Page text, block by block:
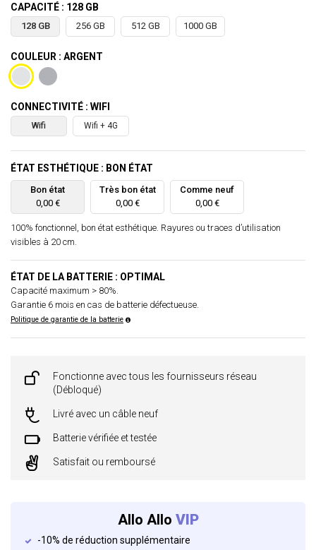
CAPACITÉ : 128 GB
128 GB 256 GB 512 GB 1000 GB
COULEUR : ARGENT
CONNECTIVITÉ : WIFI
Wifi Wifi + 4G
ÉTAT ESTHÉTIQUE : BON ÉTAT
Bon état
0,00 €
Très bon état
0,00 €
Comme neuf
0,00 €
100% fonctionnel, bon état esthétique. Rayures ou traces d’utilisation
visibles à 20 cm.
ÉTAT DE LA BATTERIE : OPTIMAL
Capacité maximum > 80%.
Garantie 6 mois en cas de batterie défectueuse.
Politique de garantie de la batterie
Fonctionne avec tous les fournisseurs réseau
(Débloqué)
Livré avec un câble neuf
Batterie vérifiée et testée
Satisfait ou remboursé
Allo Allo VIP
-10% de réduction supplémentaire